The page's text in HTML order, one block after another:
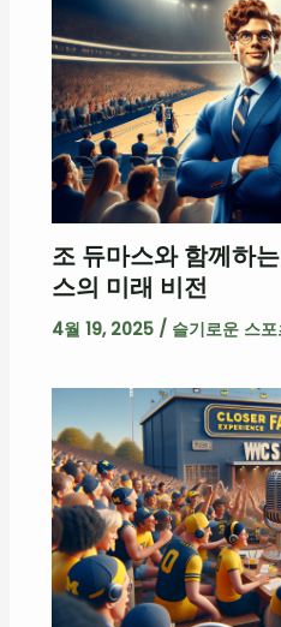
조 듀마스와 함께하
스의 미래 비전
4월 19, 2025 / 슬기로운 스